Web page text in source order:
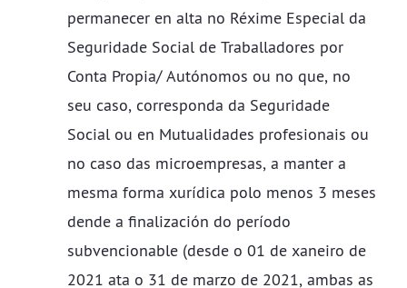
permanecer en alta no Réxime Especial da
Seguridade Social de Traballadores por
Conta Propia/ Autónomos ou no que, no
seu caso, corresponda da Seguridade
Social ou en Mutualidades profesionais ou
no caso das microempresas, a manter a
mesma forma xurídica polo menos 3 meses
dende a finalización do período
subvencionable (desde o 01 de xaneiro de
2021 ata o 31 de marzo de 2021, ambas as